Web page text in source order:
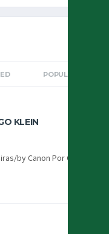
POPULAR
KLEIN
by Canon Por Oiti...